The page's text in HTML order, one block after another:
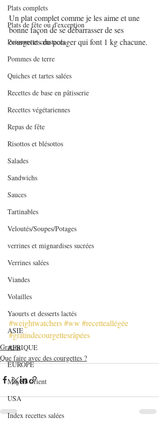
Plats complets
Plats de fête ou d'exception
Poissons et crustacés
Pommes de terre
Quiches et tartes salées
Recettes de base en pâtisserie
Recettes végétariennes
Repas de fête
Risottos et blésottos
Salades
Sandwichs
Sauces
Tartinables
Veloutés/Soupes/Potages
verrines et mignardises sucrées
Verrines salées
Viandes
Volailles
Yaourts et desserts lactés
ASIE
AFRIQUE
EUROPE
Moyen-Orient
USA
Index recettes salées
Un plat complet comme je les aime et une
bonne façon de se débarrasser de ses
courgettes du potager qui font 1 kg chacune.
#weightwatchers#ww #recetteallégée
#gratindecourgettesrâpées
Gratins
Que faire avec des courgettes ?